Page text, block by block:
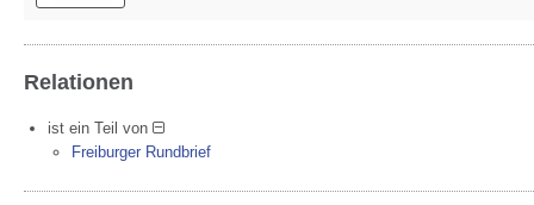
Relationen
ist ein Teil von
Freiburger Rundbrief